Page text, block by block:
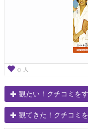
0 人
観たい！クチコミを
観てきた！クチコミ